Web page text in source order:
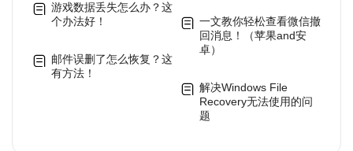
游戏数据丢失怎么办？这
个办法好！
邮件误删了怎么恢复？这
有方法！
一文教你轻松查看微信撤
回消息！（苹果and安
卓）
解决Windows File
Recovery无法使用的问
题